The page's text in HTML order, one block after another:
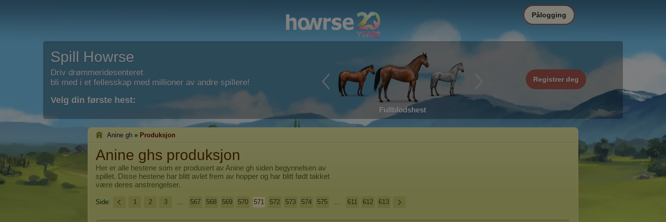
Spill Howrse
Driv drømmeridesenteret
bli med i et fellesskap med millioner av andre spillere!
Velg din første hest:
Fullblodshest
Registrer deg
Pålogging
Anine gh » Produksjon
Anine ghs produksjon
Her er alle hestene som er produsert av Anine gh siden begynnelsen av
spillet. Disse hestene har blitt avlet frem av hopper og har blitt født takket
være deres anstrengelser.
Side: 1 2 3 ... 567 568 569 570 571 572 573 574 575 ... 611 612 613